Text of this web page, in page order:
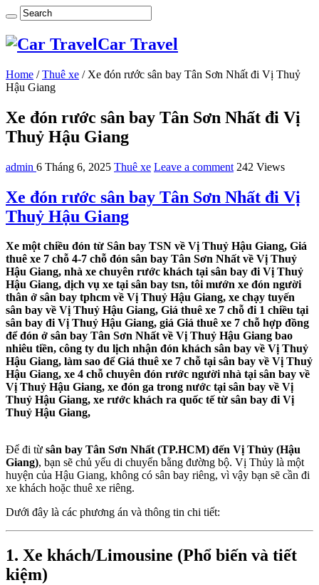
Car Travel
Home / Thuê xe / Xe đón rước sân bay Tân Sơn Nhất đi Vị Thuỷ
Hậu Giang
Xe đón rước sân bay Tân Sơn Nhất đi Vị
Thuỷ Hậu Giang
admin 6 Tháng 6, 2025 Thuê xe Leave a comment 242 Views
Xe đón rước sân bay Tân Sơn Nhất đi Vị
Thuỷ Hậu Giang
Xe một chiều đón từ Sân bay TSN về Vị Thuỷ Hậu Giang, Giá
thuê xe 7 chỗ 4-7 chỗ đón sân bay Tân Sơn Nhất về Vị Thuỷ
Hậu Giang, nhà xe chuyên rước khách tại sân bay đi Vị Thuỷ
Hậu Giang, dịch vụ xe tại sân bay tsn, tôi mướn xe đón người
thân ở sân bay tphcm về Vị Thuỷ Hậu Giang, xe chạy tuyến
sân bay về Vị Thuỷ Hậu Giang, Giá thuê xe 7 chỗ đi 1 chiều tại
sân bay đi Vị Thuỷ Hậu Giang, giá Giá thuê xe 7 chỗ hợp đồng
để đón ở sân bay Tân Sơn Nhất về Vị Thuỷ Hậu Giang bao
nhiêu tiền, công ty du lịch nhận đón khách sân bay về Vị Thuỷ
Hậu Giang, làm sao để Giá thuê xe 7 chỗ tại sân bay về Vị Thuỷ
Hậu Giang, xe 4 chỗ chuyên đón rước người nhà tại sân bay về
Vị Thuỷ Hậu Giang, xe đón ga trong nước tại sân bay về Vị
Thuỷ Hậu Giang, xe rước khách ra quốc tế từ sân bay đi Vị
Thuỷ Hậu Giang,
Để đi từ sân bay Tân Sơn Nhất (TP.HCM) đến Vị Thủy (Hậu
Giang), bạn sẽ chủ yếu di chuyển bằng đường bộ. Vị Thủy là một
huyện của Hậu Giang, không có sân bay riêng, vì vậy bạn sẽ cần đi
xe khách hoặc thuê xe riêng.
Dưới đây là các phương án và thông tin chi tiết:
1. Xe khách/Limousine (Phổ biến và tiết
kiệm)